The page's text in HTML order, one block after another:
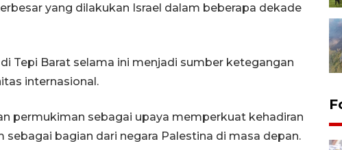
yang dilakukan Israel dalam beberapa dekade
Tepi Barat selama ini menjadi sumber ketegangan
internasional.
permukiman sebagai upaya memperkuat kehadiran
sebagai bagian dari negara Palestina di masa depan.